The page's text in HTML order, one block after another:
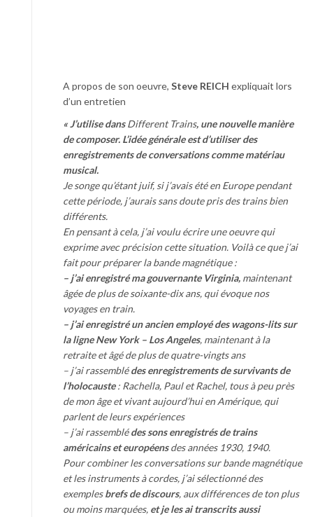
A propos de son oeuvre, Steve REICH expliquait lors
d’un entretien
« J’utilise dansDifferent Trains, une nouvelle manière
de composer. L’idée générale estd’utiliser des
enregistrements de conversations comme matériau
musical.
Je songe qu’étant juif, si j’avais été en Europe pendant
cette période, j’aurais sans doute pris des trains bien
différents.
En pensant à cela, j’ai voulu écrire une oeuvre qui
exprime avec précision cette situation. Voilà ce que j’ai
fait pour préparer la bande magnétique :
– j’ai enregistré ma gouvernante Virginia, maintenant
âgée de plus de soixante-dix ans, qui évoque nos
voyages en train.
– j’ai enregistré un ancien employé des wagons-lits sur
la ligne New York – Los Angeles, maintenant à la
retraite et âgé de plus de quatre-vingts ans
– j’ai rassemblédes enregistrements de survivants de
l’holocauste: Rachella, Paul et Rachel, tous à peu près
de mon âge et vivant aujourd’hui en Amérique, qui
parlent de leurs expériences
– j’ai rassemblédes sons enregistrés de trains
américains et européensdes années 1930, 1940.
Pour combiner les conversations sur bande magnétique
et les instruments à cordes, j’ai sélectionné des
exemplesbrefs de discours, aux différences de ton plus
ou moins marquées, et je les ai transcrits aussi